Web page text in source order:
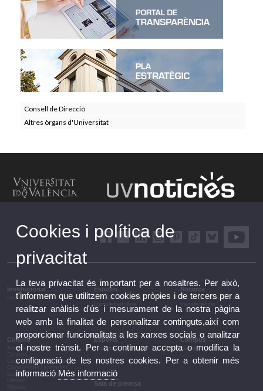
Consell de Direcció
Altres òrgans d'Universitat
Institucional
Institucional
Estudis
Estudis i formació
Recerca
Recerca, innovació i
Cultura
Arts escèniques
Conferències i debats
Congressos i jornades
Exposicions
Esports
Esports
Campus
Campus
Sala de premsa
Cookies i política de
privacitat
La teva privacitat és important per a nosaltres. Per això,
t'informem que utilitzem cookies pròpies i de tercers per a
realitzar anàlisis d'ús i mesurament de la nostra pàgina
web amb la finalitat de personalitzar continguts,així com
proporcionar funcionalitats a les xarxes socials o analitzar
el nostre trànsit. Per a continuar accepta o modifica la
configuració de les nostres cookies. Per a obtenir més
informació Més informació